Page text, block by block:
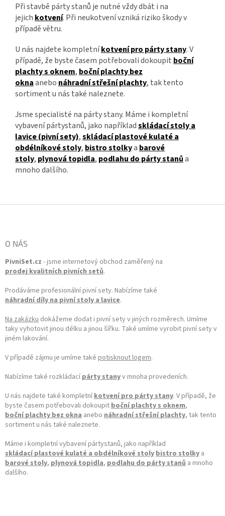
Při stavbě párty stanů je nutné vždy dbát i na
jejich kotvení. Při neukotvení vzniká riziko škody v
případě větru.
U nás najdete kompletníkotvení pro párty stany. V
případě, že byste časem potřebovali dokoupit boční
plachty s oknem, boční plachty bez
oknaanebo náhradní střešní plachty, tak tento
sortiment u nás také naleznete.
Jsme specialisté na párty stany. Máme i kompletní
vybavení pártystanů, jako napříkladskládací stoly a
lavice (pivní sety),skládací plastové kulaté a
obdélníkové stoly, bistro stolkya barové
stoly, plynová topidla, podlahu do párty stanůa
mnoho dalšího.
O NÁS
PivniSet.cz - jsme internetový obchod zaměřený na
prodej kvalitních pivních setů.
Prodáváme profesionální pivní sety. Nabízíme také
náhradní díly na pivní stoly a lavice.
Na zakázku dokážeme dodat i pivní sety v jiných rozměrech. Umíme
taky vyhotovit jinou délku a jinou šířku. Také umíme vyrobit pivní sety v
jiném lakování.
V případě zájmu je umíme také potisknout logem.
Nabízíme také rozkládací párty stanyv mnoha provedeních.
U nás najdete také kompletní kotvení pro párty stany. V případě, že
byste časem potřebovali dokoupit boční plachty s oknem,
boční plachty bez okna anebo náhradní střešní plachty, tak tento
sortiment u nás také naleznete.
Máme i kompletní vybavení pártystanů, jako například
skládací plastové kulaté a obdélníkové stoly bistro stolky a
barové stoly, plynová topidla, podlahu do párty stanů a mnoho
dalšího.